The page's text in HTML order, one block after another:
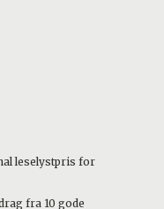
leselystpris for
fra 10 gode